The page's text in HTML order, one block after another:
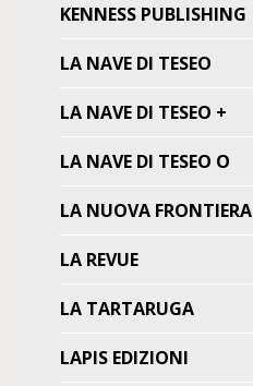
KENNESS PUBLISHING
LA NAVE DI TESEO
LA NAVE DI TESEO +
LA NAVE DI TESEO O
LA NUOVA FRONTIERA
LA REVUE
LA TARTARUGA
LAPIS EDIZIONI